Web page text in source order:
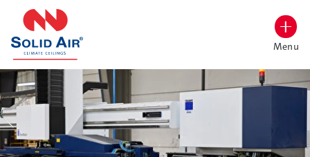
overslaan
Hoog contrast wisselenMenu